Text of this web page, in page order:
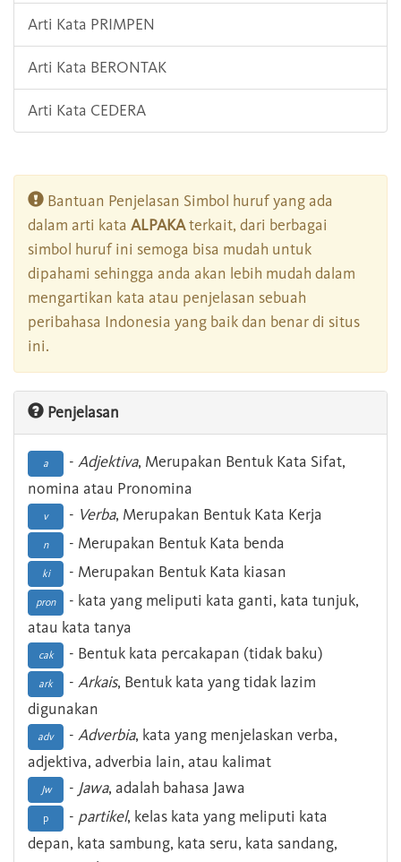
Arti Kata PRIMPEN
Arti Kata BERONTAK
Arti Kata CEDERA
Bantuan Penjelasan Simbol huruf yang ada
dalam arti kata ALPAKAterkait, dari berbagai
simbol huruf ini semoga bisa mudah untuk
dipahami sehingga anda akan lebih mudah dalam
mengartikan kata atau penjelasan sebuah
peribahasa Indonesia yang baik dan benar di situs
ini.
Penjelasan
a - Adjektiva, Merupakan Bentuk Kata Sifat,
nomina atau Pronomina
v - Verba, Merupakan Bentuk Kata Kerja
n - Merupakan Bentuk Kata benda
ki - Merupakan Bentuk Kata kiasan
pron
- kata yang meliputi kata ganti, kata tunjuk,
atau kata tanya
cak - Bentuk kata percakapan (tidak baku)
ark - Arkais, Bentuk kata yang tidak lazim
digunakan
adv - Adverbia, kata yang menjelaskan verba,
adjektiva, adverbia lain, atau kalimat
Jw - Jawa, adalah bahasa Jawa
p - partikel, kelas kata yang meliputi kata
depan, kata sambung, kata seru, kata sandang,